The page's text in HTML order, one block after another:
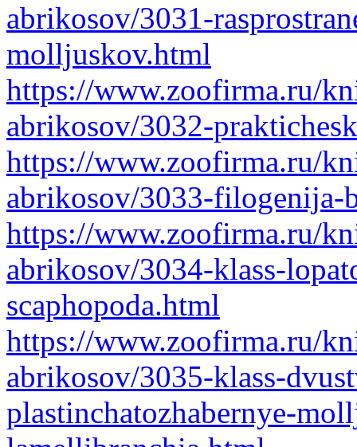
abrikosov/3031-
molljuskov.html
https://www.zoofirma.ru/
abrikosov/3032-
https://www.zoofirma.ru/
abrikosov/3033-
https://www.zoofirma.ru/
abrikosov/3034-klass-
scaphopoda.html
https://www.zoofirma.ru/
abrikosov/3035-klass-
plastinchatozhabernye-